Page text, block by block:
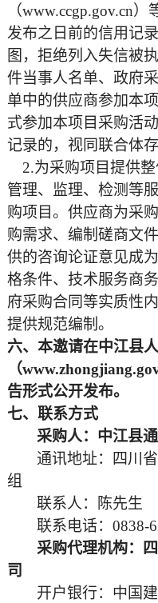
（www.ccgp.gov.cn
发布之日前的信用记
图，拒绝列入失信被
件当事人名单、政府
单中的供应商参加本
式参加本项目采购活
记录的，视同联合体
2.为采购项目提供
管理、监理、检测等
购项目。供应商为采
购需求、编制磋商文
供的咨询论证意见成
格条件、技术服务商
府采购合同等实质性
提供规范编制。
六、本邀请在中江县
（
告形式公开发布。
七、联系方式
采购人： 中江县
通讯地址：四川
组
联系人：
陈先生
联系电话： 0838-
采购代理机构：
司
开户银行：中国